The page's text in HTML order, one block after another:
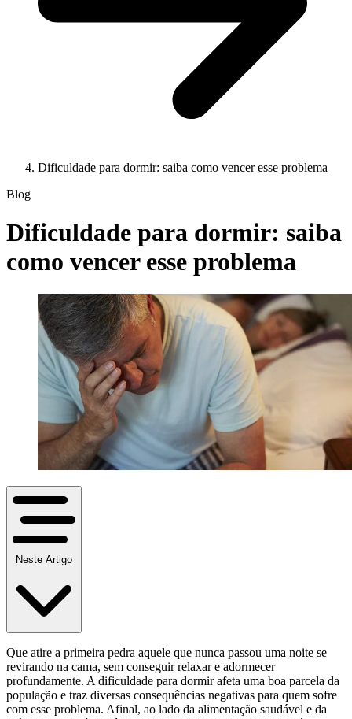
Dificuldade para dormir: saiba como vencer esse problema
Blog
Dificuldade para dormir: saiba
como vencer esse problema
Neste Artigo
Que atire a primeira pedra aquele que nunca passou uma noite se
revirando na cama, sem conseguir relaxar e adormecer
profundamente. A dificuldade para dormir afeta uma boa parcela da
população e traz diversas consequências negativas para quem sofre
com esse problema. Afinal, ao lado da alimentação saudável e da